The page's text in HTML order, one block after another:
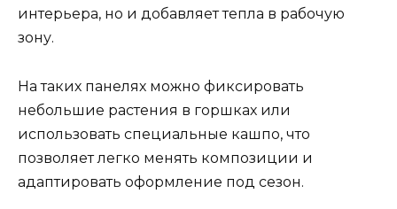
интерьера, но и добавляет тепла в рабочую
зону.
На таких панелях можно фиксировать
небольшие растения в горшках или
использовать специальные кашпо, что
позволяет легко менять композиции и
адаптировать оформление под сезон.